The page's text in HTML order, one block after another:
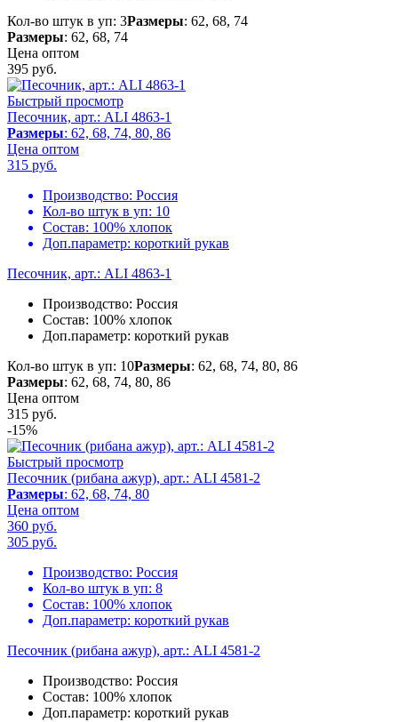
Кол-во штук в уп: 3Размеры: 62, 68, 74
Размеры: 62, 68, 74
Цена оптом
395 руб.
Быстрый просмотр
Песочник, арт.: ALI 4863-1
Размеры: 62, 68, 74, 80, 86
Цена оптом
315 руб.
Производство: Россия
Кол-во штук в уп: 10
Состав: 100% хлопок
Доп.параметр: короткий рукав
Песочник, арт.: ALI 4863-1
Производство: Россия
Состав: 100% хлопок
Доп.параметр: короткий рукав
Кол-во штук в уп: 10Размеры: 62, 68, 74, 80, 86
Размеры: 62, 68, 74, 80, 86
Цена оптом
315 руб.
-15%
Быстрый просмотр
Песочник (рибана ажур), арт.: ALI 4581-2
Размеры: 62, 68, 74, 80
Цена оптом
360 руб.
305 руб.
Производство: Россия
Кол-во штук в уп: 8
Состав: 100% хлопок
Доп.параметр: короткий рукав
Песочник (рибана ажур), арт.: ALI 4581-2
Производство: Россия
Состав: 100% хлопок
Доп.параметр: короткий рукав